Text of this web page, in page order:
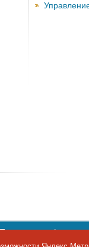
Политика
34, строение